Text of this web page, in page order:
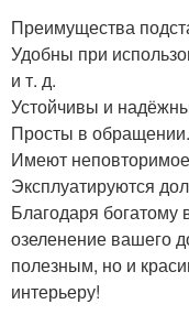
Преимущества
Удобны при
и т. д.
Устойчивы и
Просты в обращении.
Имеют
Эксплуатируются
Благодаря богатому
озеленение вашего
полезным, но и
интерьеру!